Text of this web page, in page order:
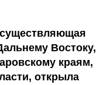
Востоку,
краям,
открыла